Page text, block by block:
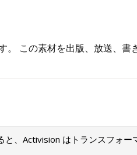
この素材を出版、放送、書
と、Activision はトランスフォー